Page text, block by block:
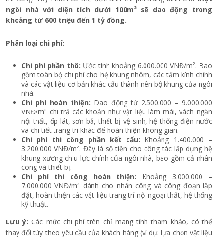
ngôi nhà với diện tích dưới 100m² sẽ dao động trong
khoảng từ 600 triệu đến 1 tỷ đồng.
Phân loại chi phí:
Chi phí phần thô: Ước tính khoảng 6.000.000 VNĐ/m². Bao
gồm toàn bộ chi phí cho hệ khung nhôm, các tấm kính chính
và các vật liệu cơ bản khác cấu thành nên bộ khung của ngôi
nhà.
Chi phí hoàn thiện: Dao động từ 2.500.000 – 9.000.000
VNĐ/m² chi trả các khoản như vật liệu làm mái, vách ngăn
nội thất, ốp lát, sơn bả, thiết bị vệ sinh, hệ thống điện nước
và chi tiết trang trí khác để hoàn thiện không gian.
Chi phí thi công phần kết cấu: Khoảng 1.400.000 –
3.200.000 VNĐ/m². Đây là số tiền cho công tác lắp dựng hệ
khung xương chịu lực chính của ngôi nhà, bao gồm cả nhân
công và thiết bị.
Chi phí thi công hoàn thiện: Khoảng 3.000.000 –
7.000.000 VNĐ/m² dành cho nhân công và công đoạn lắp
đặt, hoàn thiện các vật liệu trang trí nội ngoại thất, hệ thống
kỹ thuật.
Lưu ý: Các mức chi phí trên chỉ mang tính tham khảo, có thể
thay đổi tùy theo yêu cầu của khách hàng (ví dụ: lựa chọn vật liệu